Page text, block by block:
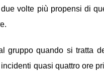
volte più propensi di
gruppo quando si tratta
quasi quattro ore